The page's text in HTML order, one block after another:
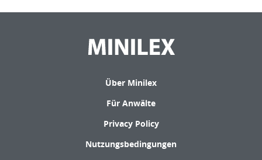
Über Minilex
Für Anwälte
Privacy Policy
Nutzungsbedingungen